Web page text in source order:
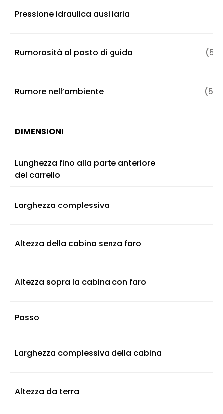
Pressione idraulica ausiliaria
Rumorosità al posto di guida (55
Rumore nell’ambiente (55
DIMENSIONI
Lunghezza fino alla parte anteriore
del carrello
Larghezza complessiva
Altezza della cabina senza faro
Altezza sopra la cabina con faro
Passo
Larghezza complessiva della cabina
Altezza da terra